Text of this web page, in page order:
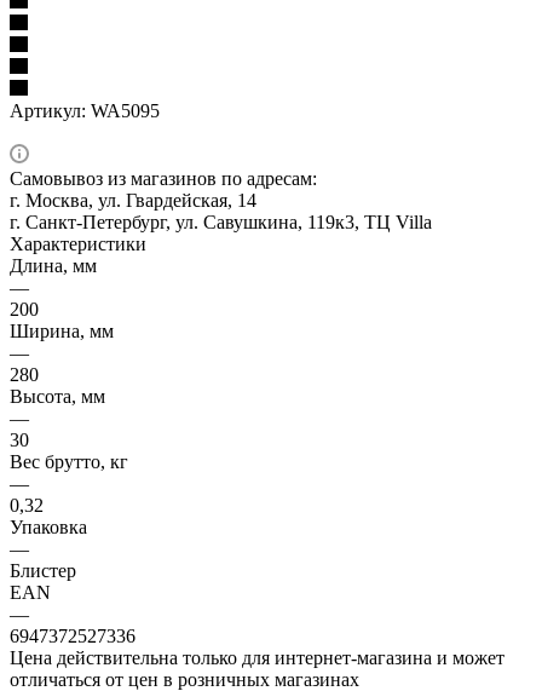
Артикул: WA5095
Самовывоз из магазинов по адресам:
г. Москва, ул. Гвардейская, 14
г. Санкт-Петербург, ул. Савушкина, 119к3, ТЦ Villa
Характеристики
Длина, мм
—
200
Ширина, мм
—
280
Высота, мм
—
30
Вес брутто, кг
—
0,32
Упаковка
—
Блистер
EAN
—
6947372527336
Цена действительна только для интернет-магазина и может
отличаться от цен в розничных магазинах